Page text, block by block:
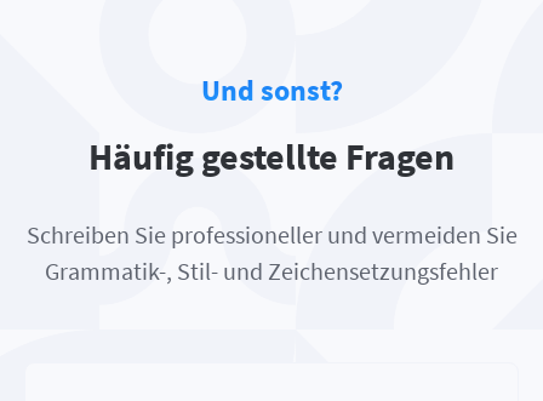
Und sonst?
Häufig gestellte Fragen
Schreiben Sie professioneller und vermeiden Sie
Grammatik-, Stil- und Zeichensetzungsfehler